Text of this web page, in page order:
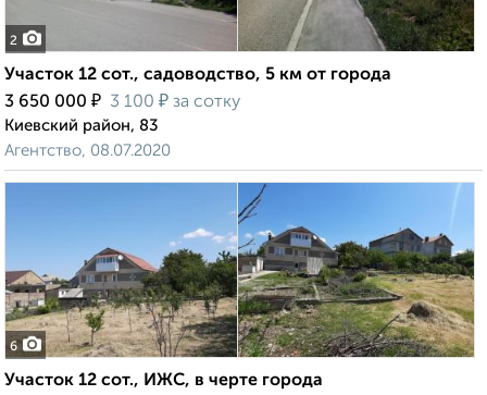
2
Участок 12 сот., садоводство, 5 км от города
3 650 000 ₽ 3 100 ₽ за сотку
Киевский район, 83
Агентство, 08.07.2020
6
Участок 12 сот., ИЖС, в черте города